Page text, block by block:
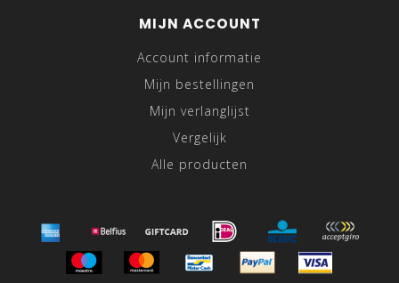
MIJN ACCOUNT
Account informatie
Mijn bestellingen
Mijn verlanglijst
Vergelijk
Alle producten